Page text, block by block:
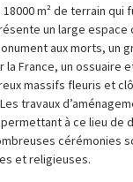
m² de terrain qui
un large espace
aux morts, un
France, un ossuaire
massifs fleuris et
travaux
à ce lieu de
cérémonies
et religieuses.